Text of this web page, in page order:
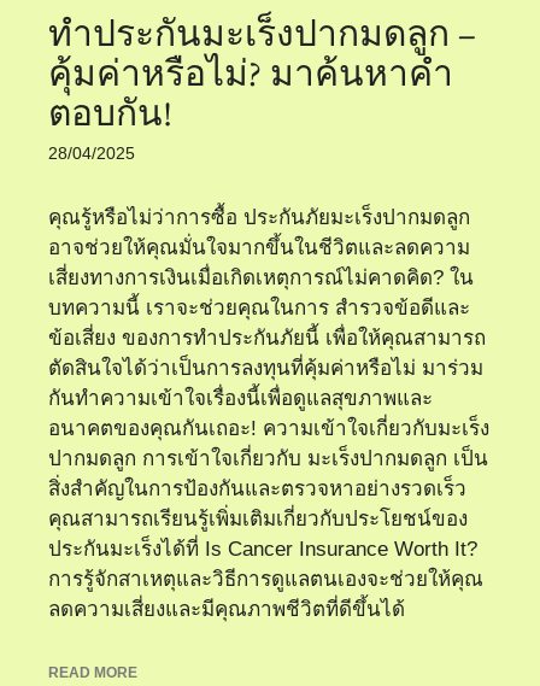
ทำประกันมะเร็งปากมดลูก –
คุ้มค่าหรือไม่? มาค้นหาคำ
ตอบกัน!
28/04/2025
คุณรู้หรือไม่ว่าการซื้อ ประกันภัยมะเร็งปากมดลูก
อาจช่วยให้คุณมั่นใจมากขึ้นในชีวิตและลดความ
เสี่ยงทางการเงินเมื่อเกิดเหตุการณ์ไม่คาดคิด? ใน
บทความนี้ เราจะช่วยคุณในการ สำรวจข้อดีและ
ข้อเสี่ยง ของการทำประกันภัยนี้ เพื่อให้คุณสามารถ
ตัดสินใจได้ว่าเป็นการลงทุนที่คุ้มค่าหรือไม่ มาร่วม
กันทำความเข้าใจเรื่องนี้เพื่อดูแลสุขภาพและ
อนาคตของคุณกันเถอะ! ความเข้าใจเกี่ยวกับมะเร็ง
ปากมดลูก การเข้าใจเกี่ยวกับ มะเร็งปากมดลูก เป็น
สิ่งสำคัญในการป้องกันและตรวจหาอย่างรวดเร็ว
คุณสามารถเรียนรู้เพิ่มเติมเกี่ยวกับประโยชน์ของ
ประกันมะเร็งได้ที่ Is Cancer Insurance Worth It?
การรู้จักสาเหตุและวิธีการดูแลตนเองจะช่วยให้คุณ
ลดความเสี่ยงและมีคุณภาพชีวิตที่ดีขึ้นได้
READ MORE